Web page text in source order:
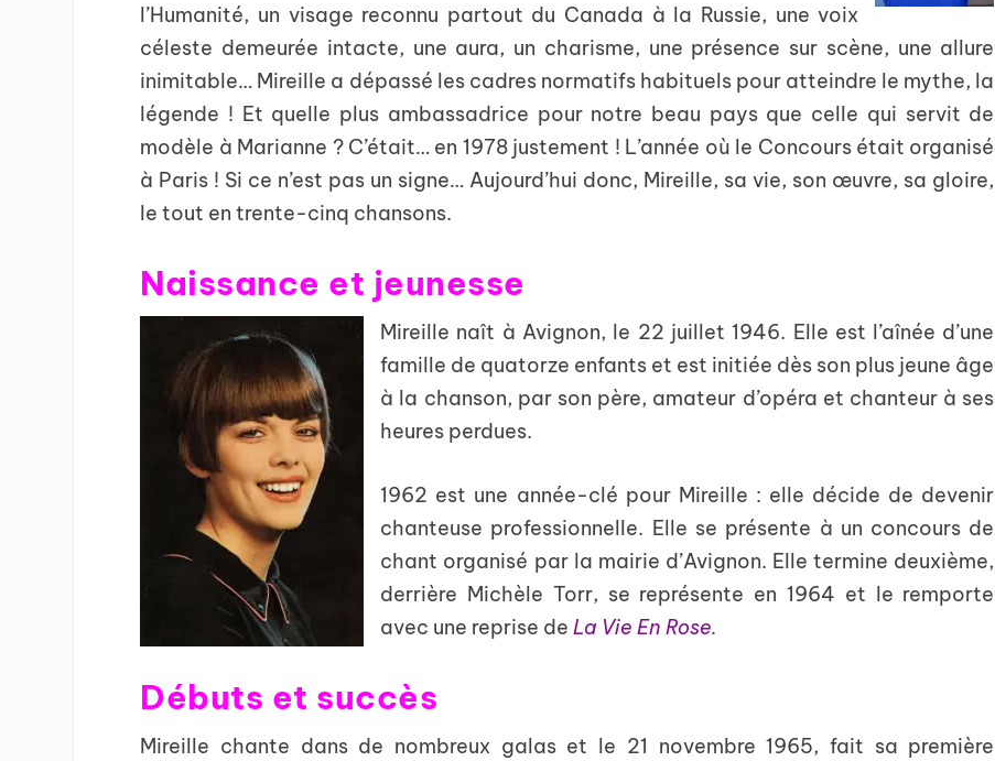
l’Humanité, un visage reconnu partout du Canada à la Russie, une voix
céleste demeurée intacte, une aura, un charisme, une présence sur scène, une allure
inimitable… Mireille a dépassé les cadres normatifs habituels pour atteindre le mythe, la
légende ! Et quelle plus ambassadrice pour notre beau pays que celle qui servit de
modèle à Marianne ? C’était… en 1978 justement ! L’année où le Concours était organisé
à Paris ! Si ce n’est pas un signe… Aujourd’hui donc, Mireille, sa vie, son œuvre, sa gloire,
le tout en trente-cinq chansons.
Naissance et jeunesse
Mireille naît à Avignon, le 22 juillet 1946. Elle est l’aînée d’une
famille de quatorze enfants et est initiée dès son plus jeune âge
à la chanson, par son père, amateur d’opéra et chanteur à ses
heures perdues.
1962 est une année-clé pour Mireille : elle décide de devenir
chanteuse professionnelle. Elle se présente à un concours de
chant organisé par la mairie d’Avignon. Elle termine deuxième,
derrière Michèle Torr, se représente en 1964 et le remporte
avec une reprise deLa Vie En Rose.
Débuts et succès
Mireille chante dans de nombreux galas et le 21 novembre 1965, fait sa première